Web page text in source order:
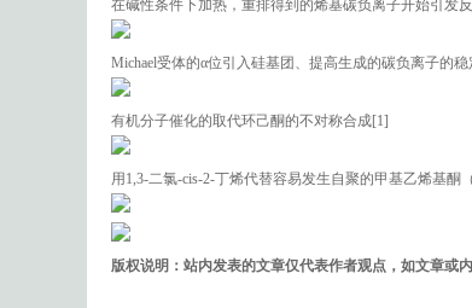
在碱性条件下加热，重排得到的烯基碳负离子开始引发
Michael受体的α位引入硅基团、提高生成的碳负离子的
有机分子催化的取代环己酮的不对称合成[1]
用1,3-二氯-cis-2-丁烯代替容易发生自聚的甲基乙烯基酮
版权说明：站内发表的文章仅代表作者观点，如文章或